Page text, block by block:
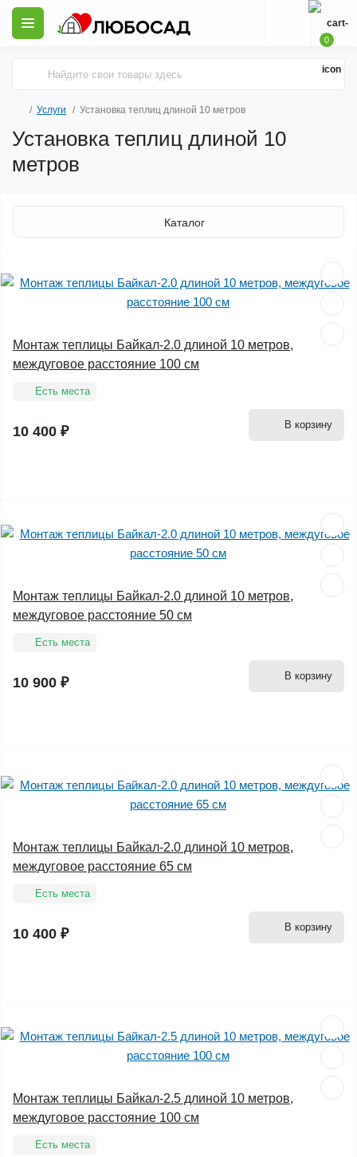
0
Услуги Установка теплиц длиной 10 метров
Установка теплиц длиной 10
метров
Каталог
Монтаж теплицы Байкал-2.0 длиной 10 метров,
междуговое расстояние 100 см
Есть места
10 400 ₽ В корзину
Монтаж теплицы Байкал-2.0 длиной 10 метров,
междуговое расстояние 50 см
Есть места
10 900 ₽ В корзину
Монтаж теплицы Байкал-2.0 длиной 10 метров,
междуговое расстояние 65 см
Есть места
10 400 ₽ В корзину
Монтаж теплицы Байкал-2.5 длиной 10 метров,
междуговое расстояние 100 см
Есть места